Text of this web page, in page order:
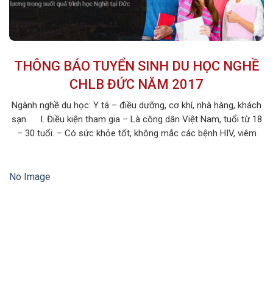
THÔNG BÁO TUYỂN SINH DU HỌC NGHỀ
CHLB ĐỨC NĂM 2017
Ngành nghề du học: Y tá – điều dưỡng, cơ khí, nhà hàng, khách
sạn. I. Điều kiện tham gia – Là công dân Việt Nam, tuổi từ 18
– 30 tuổi. – Có sức khỏe tốt, không mắc các bệnh HIV, viêm
No Image